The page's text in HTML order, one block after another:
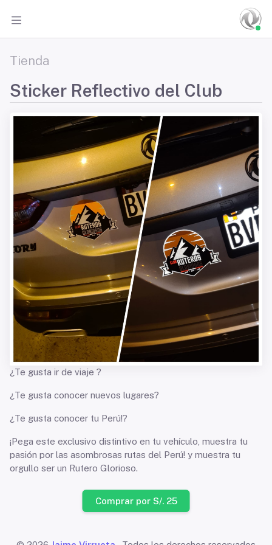
Tienda
Sticker Reflectivo del Club
¿Te gusta ir de viaje ?
¿Te gusta conocer nuevos lugares?
¿Te gusta conocer tu Perú!?
¡Pega este exclusivo distintivo en tu vehículo, muestra tu
pasión por las asombrosas rutas del Perú! y muestra tu
orgullo ser un Rutero Glorioso.
Comprar por S/. 25